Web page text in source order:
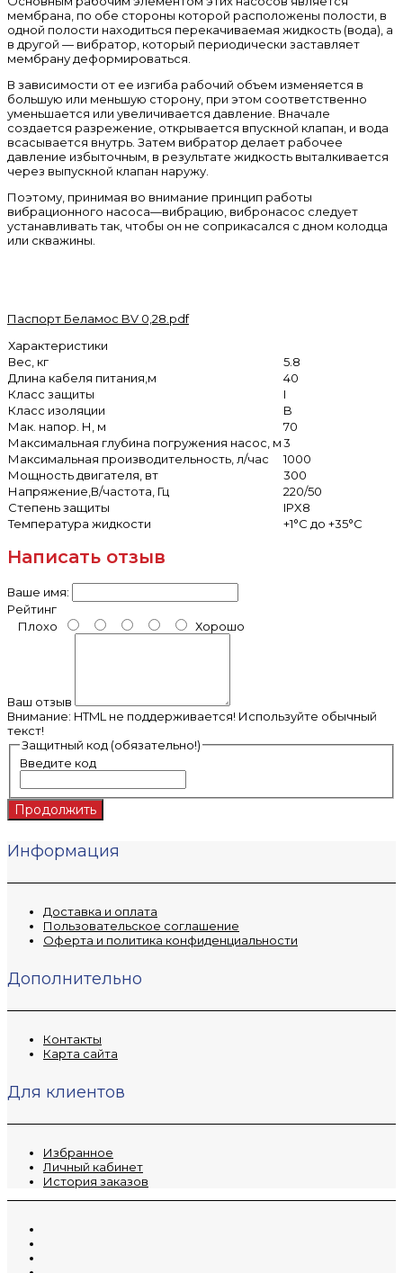
мембрана, по обе стороны которой расположены полости, в
одной полости находиться перекачиваемая жидкость (вода), а
в другой — вибратор, который периодически заставляет
мембрану деформироваться.
В зависимости от ее изгиба рабочий объем изменяется в
большую или меньшую сторону, при этом соответственно
уменьшается или увеличивается давление. Вначале
создается разрежение, открывается впускной клапан, и вода
всасывается внутрь. Затем вибратор делает рабочее
давление избыточным, в результате жидкость выталкивается
через выпускной клапан наружу.
Поэтому, принимая во внимание принцип работы
вибрационного насоса—вибрацию, вибронасос следует
устанавливать так, чтобы он не соприкасался с дном колодца
или скважины.
Паспорт Беламос BV 0,28.pdf
Характеристики
Вес, кг
5.8
Длина кабеля питания,м
40
Класс защиты
I
Класс изоляции
B
Мак. напор. Н, м
70
Максимальная глубина погружения насос, м3
Максимальная производительность, л/час
1000
Мощность двигателя, вт
300
Напряжение,В/частота, Гц
220/50
Степень защиты
IPX8
Температура жидкости
+1°С до +35°С
Написать отзыв
Ваше имя:
Рейтинг
Плохо
Хорошо
Ваш отзыв
Внимание: HTML не поддерживается! Используйте обычный
текст!
Защитный код (обязательно!)
Введите код
Продолжить
Информация
Доставка и оплата
Пользовательское соглашение
Оферта и политика конфиденциальности
Дополнительно
Контакты
Карта сайта
Для клиентов
Избранное
Личный кабинет
История заказов